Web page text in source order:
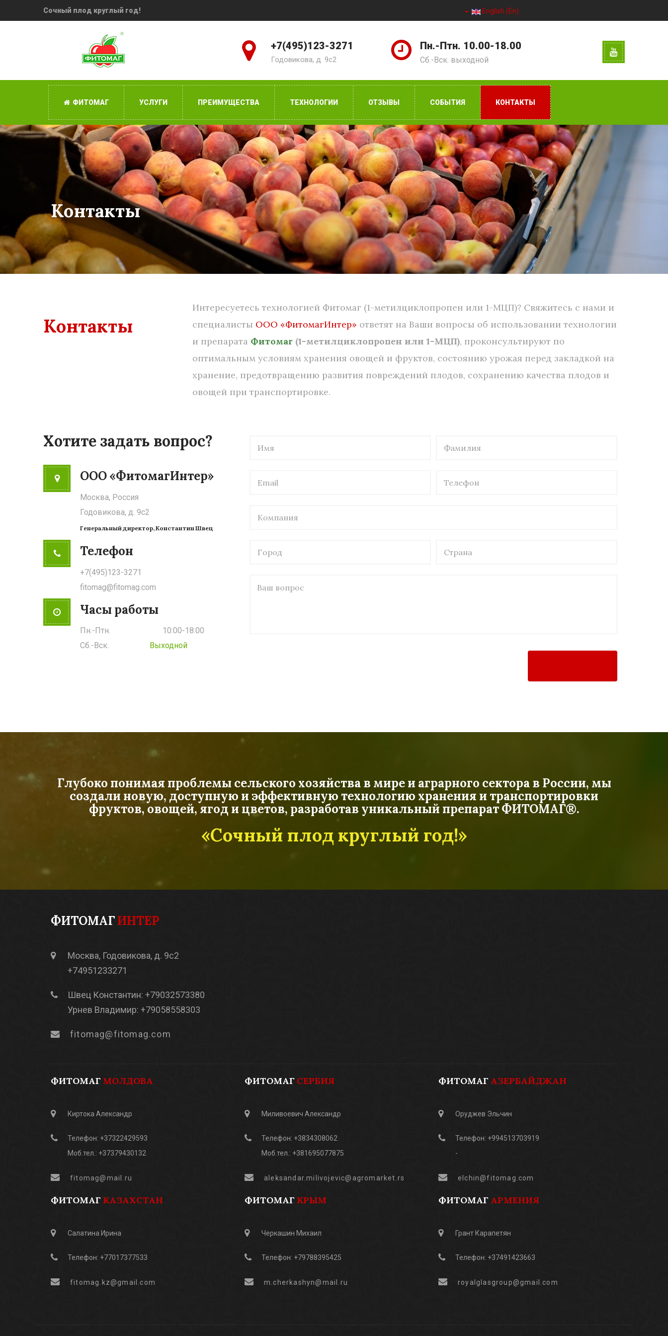
Сочный плод круглый год! English (En)
+7(495)123-3271
Годовикова, д. 9с2
Пн.-Птн. 10.00-18.00
Сб.-Вск. выходной
ФИТОМАГ УСЛУГИ ПРЕИМУЩЕСТВА ТЕХНОЛОГИИ ОТЗЫВЫ СОБЫТИЯ КОНТАКТЫ
Контакты
Контакты
Интересуетесь технологией Фитомаг (1-метилциклопропен или 1-МЦП)? Свяжитесь с нами и
специалисты ООО «ФитомагИнтер» ответят на Ваши вопросы об использовании технологии
и препарата Фитомаг (1-метилциклопропен или 1-МЦП), проконсультируют по
оптимальным условиям хранения овощей и фруктов, состоянию урожая перед закладкой на
хранение, предотвращению развития повреждений плодов, сохранению качества плодов и
овощей при транспортировке.
Хотите задать вопрос?
ООО «ФитомагИнтер»
Москва, Россия
Годовикова, д. 9с2
Генеральный директор, Константин Швец
Телефон
+7(495)123-3271
fitomag@fitomag.com
Часы работы
Пн.-Птн.
10:00-18:00
Сб.-Вск.
Выходной
Глубоко понимая проблемы сельского хозяйства в мире и аграрного сектора в России, мы
создали новую, доступную и эффективную технологию хранения и транспортировки
фруктов, овощей, ягод и цветов, разработав уникальный препарат ФИТОМАГ®.
«Сочный плод круглый год!»
ФИТОМАГИНТЕР
Москва, Годовикова, д. 9с2
+74951233271
Швец Константин: +79032573380
Урнев Владимир: +79058558303
fitomag@fitomag.com
ФИТОМАГ МОЛДОВА
Киртока Александр
Телефон: +37322429593
Моб.тел.: +37379430132
fitomag@mail.ru
ФИТОМАГ СЕРБИЯ
Миливоевич Александр
Телефон: +3834308062
Моб.тел.: +381695077875
aleksandar.milivojevic@agromarket.rs
ФИТОМАГ АЗЕРБАЙДЖАН
Оруджев Эльчин
Телефон: +994513703919
-
elchin@fitomag.com
ФИТОМАГ КАЗАХСТАН
Салатина Ирина
Телефон: +77017377533
fitomag.kz@gmail.com
ФИТОМАГ КРЫМ
Черкашин Михаил
Телефон: +79788395425
m.cherkashyn@mail.ru
ФИТОМАГ АРМЕНИЯ
Грант Карапетян
Телефон: +37491423663
royalglasgroup@gmail.com